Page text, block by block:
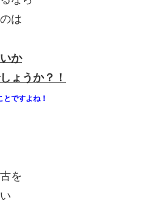
は
か
ょうか？！
ですよね！
を